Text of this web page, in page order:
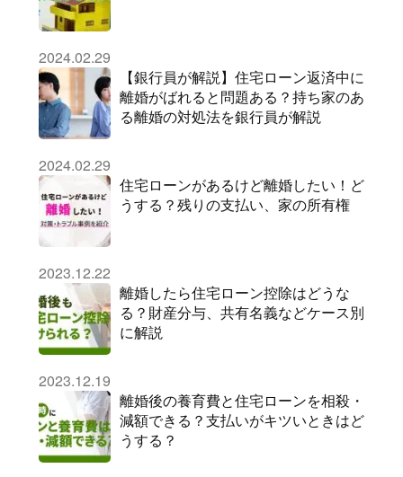
2024.02.29
【銀行員が解説】住宅ローン返済中に
離婚がばれると問題ある？持ち家のあ
る離婚の対処法を銀行員が解説
2024.02.29
住宅ローンがあるけど離婚したい！ど
うする？残りの支払い、家の所有権
2023.12.22
離婚したら住宅ローン控除はどうな
る？財産分与、共有名義などケース別
に解説
2023.12.19
離婚後の養育費と住宅ローンを相殺・
減額できる？支払いがキツいときはど
うする？